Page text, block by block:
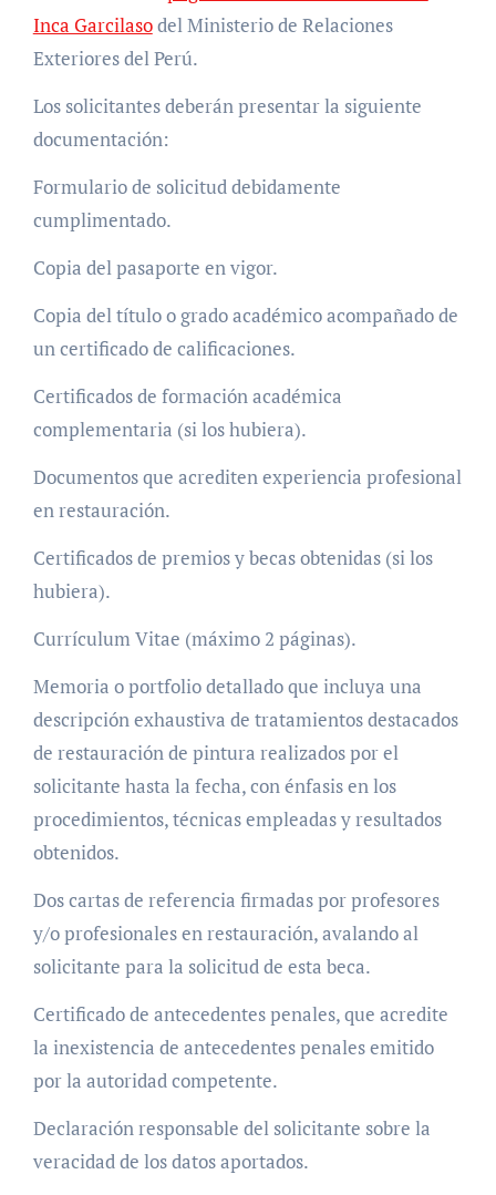
Inca Garcilasodel Ministerio de Relaciones
Exteriores del Perú.
Los solicitantes deberán presentar la siguiente
documentación:
Formulario de solicitud debidamente
cumplimentado.
Copia del pasaporte en vigor.
Copia del título o grado académico acompañado de
un certificado de calificaciones.
Certificados de formación académica
complementaria (si los hubiera).
Documentos que acrediten experiencia profesional
en restauración.
Certificados de premios y becas obtenidas (si los
hubiera).
Currículum Vitae (máximo 2 páginas).
Memoria o portfolio detallado que incluya una
descripción exhaustiva de tratamientos destacados
de restauración de pintura realizados por el
solicitante hasta la fecha, con énfasis en los
procedimientos, técnicas empleadas y resultados
obtenidos.
Dos cartas de referencia firmadas por profesores
y/o profesionales en restauración, avalando al
solicitante para la solicitud de esta beca.
Certificado de antecedentes penales, que acredite
la inexistencia de antecedentes penales emitido
por la autoridad competente.
Declaración responsable del solicitante sobre la
veracidad de los datos aportados.